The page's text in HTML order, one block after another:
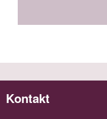
Kontakt